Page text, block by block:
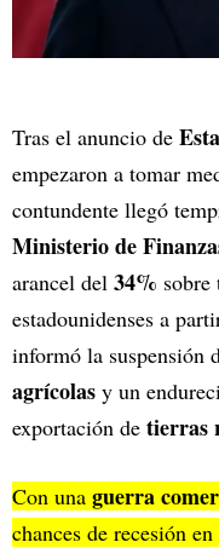
Tras el anuncio de
empezaron a tomar
contundente llegó
Ministerio de
arancel del 34% sobre
estadounidenses a
informó la suspensión
agrícolas y un
exportación de tierras
Con una guerra
chances de recesión